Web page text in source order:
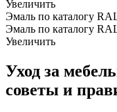
Увеличить
Эмаль по каталогу
Эмаль по каталогу
Увеличить
Уход за
советы и